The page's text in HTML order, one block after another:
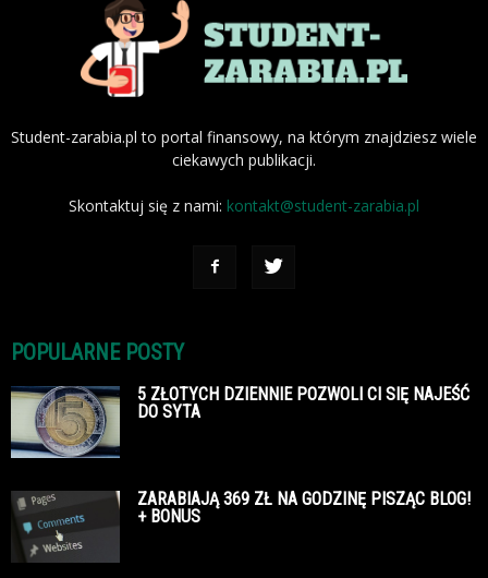
Student-zarabia.pl to portal finansowy, na którym znajdziesz wiele
ciekawych publikacji.
Skontaktuj się z nami: kontakt@student-zarabia.pl
POPULARNE POSTY
5 ZŁOTYCH DZIENNIE POZWOLI CI SIĘ NAJEŚĆ
DO SYTA
ZARABIAJĄ 369 ZŁ NA GODZINĘ PISZĄC BLOG!
+ BONUS